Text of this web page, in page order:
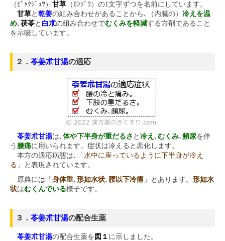
（ﾋﾞｬｸｼﾞｭﾂ） 甘草 （ｶﾝｿﾞｳ）の1文字ずつを名前にしています。
甘草と 乾姜の組み合わせがあることから､（内臓の） 冷えを温
め､ 茯苓と 白朮の組み合わせでむくみを軽減する方剤であること
を示唆しています。
２． 苓姜朮甘湯の適応
苓姜朮甘湯は､ 体や下半身が重だるさ と 冷え ､ むくみ､ 頻尿を伴
う 腰痛に用いられます。症状は冷えると悪化します。
本方の適応病態は､「 水中に座っているように下半身が冷え
る 」と表現されています。
原典には「 身体重､ 形如水状､ 腰以下冷痛 」とあります。 形如水
状はむくんでいる様子です。
３． 苓姜朮甘湯の配合生薬
苓姜朮甘湯の配合生薬を 図１ に示しました。